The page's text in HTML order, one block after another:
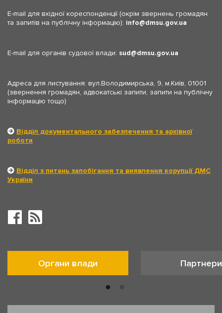
E-mail для вхідної кореспонденції (окрім звернень громадян
та запитів на публічну інформацію): info dmsu.gov.ua
E-mail для органів судової влади: sud dmsu.gov.ua
Адреса для листування: вул.Володимирська, 9, м.Київ, 01001
(звернення громадян, адвокатські запити, запити на публічну
інформацію тощо)
Відділ документального забезпечення та архівної
роботи
Відділ з питань запобігання та виявлення корупції ДМС
України
Органи влади Партнери